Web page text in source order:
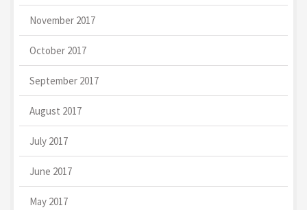
November 2017
October 2017
September 2017
August 2017
July 2017
June 2017
May 2017